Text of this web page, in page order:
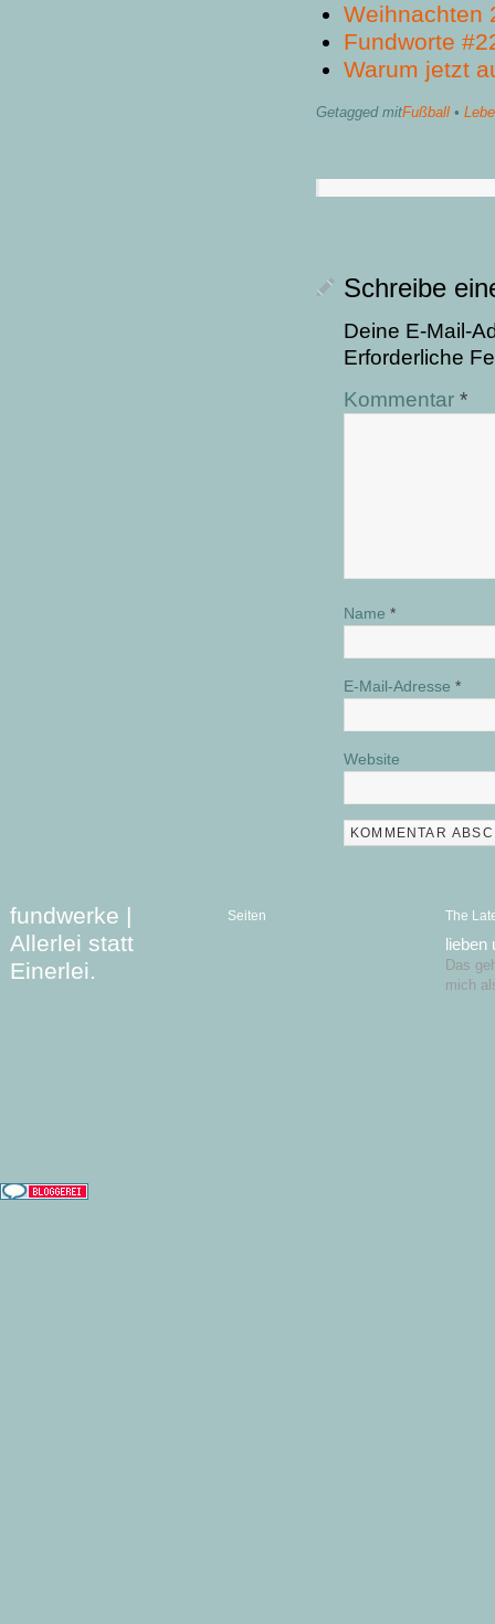
Weihnachten
Fundworte
Warum jetzt
Getagged mitFußball •
Schreibe
Deine E-Mail-
Erforderliche
Kommentar *
Name *
E-Mail-Adresse *
Website
fundwerke |
Allerlei statt
Einerlei.
Seiten The
lieben
Das
mich